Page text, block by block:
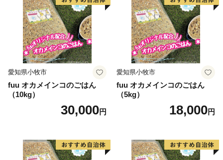
----
●有田町へのご寄附につきまして●
同一年内で複数回の寄附を行った場合でも、都度お礼品
を受取る事ができます。
（受取り回数の制限はありません）
愛知県小牧市
fuu オカメインコのごはん
（10kg）
30,000円
愛知県小牧市
fuu オカメインコのごはん
（5kg）
18,000円